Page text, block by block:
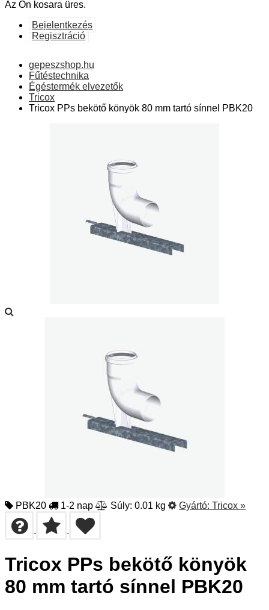
Az Ön kosara üres.
Bejelentkezés
Regisztráció
gepeszshop.hu
Fűtéstechnika
Égéstermék elvezetők
Tricox
Tricox PPs bekötő könyök 80 mm tartó sínnel PBK20
PBK20 1-2 nap Súly: 0.01 kg Gyártó: Tricox »
Tricox PPs bekötő könyök
80 mm tartó sínnel PBK20